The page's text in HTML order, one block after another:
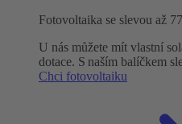
Fotovoltaika se slevou až
U nás můžete mít vlastní
dotace. S naším balíčkem
Chci fotovoltaiku